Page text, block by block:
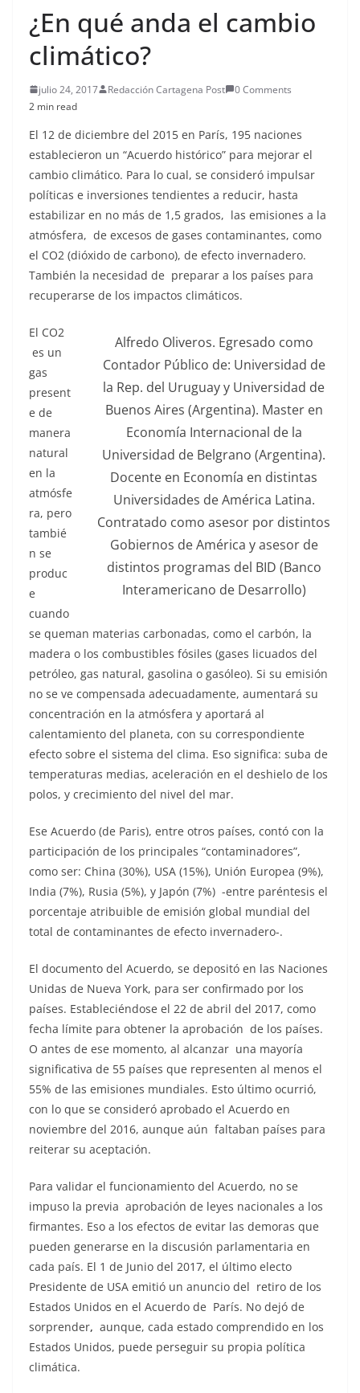
¿En qué anda el cambio
climático?
julio 24, 2017 Redacción Cartagena Post
0 Comments
2 min read
El 12 de diciembre del 2015 en París, 195 naciones
establecieron un “Acuerdo histórico” para mejorar el
cambio climático. Para lo cual, se consideró impulsar
políticas e inversiones tendientes a reducir, hasta
estabilizar en no más de 1,5 grados, las emisiones a la
atmósfera, de excesos de gases contaminantes, como
el CO2 (dióxido de carbono), de efecto invernadero.
También la necesidad de preparar a los países para
recuperarse de los impactos climáticos.
Alfredo Oliveros. Egresado como
Contador Público de: Universidad de
la Rep. del Uruguay y Universidad de
Buenos Aires (Argentina). Master en
Economía Internacional de la
Universidad de Belgrano (Argentina).
Docente en Economía en distintas
Universidades de América Latina.
Contratado como asesor por distintos
Gobiernos de América y asesor de
distintos programas del BID (Banco
Interamericano de Desarrollo)
El CO2
es un
gas
present
e de
manera
natural
en la
atmósfe
ra, pero
tambié
n se
produc
e
cuando
se queman materias carbonadas, como el carbón, la
madera o los combustibles fósiles (gases licuados del
petróleo, gas natural, gasolina o gasóleo). Si su emisión
no se ve compensada adecuadamente, aumentará su
concentración en la atmósfera y aportará al
calentamiento del planeta, con su correspondiente
efecto sobre el sistema del clima. Eso significa: suba de
temperaturas medias, aceleración en el deshielo de los
polos, y crecimiento del nivel del mar.
Ese Acuerdo (de Paris), entre otros países, contó con la
participación de los principales “contaminadores”,
como ser: China (30%), USA (15%), Unión Europea (9%),
India (7%), Rusia (5%), y Japón (7%) -entre paréntesis el
porcentaje atribuible de emisión global mundial del
total de contaminantes de efecto invernadero-.
El documento del Acuerdo, se depositó en las Naciones
Unidas de Nueva York, para ser confirmado por los
países. Estableciéndose el 22 de abril del 2017, como
fecha límite para obtener la aprobación de los países.
O antes de ese momento, al alcanzar una mayoría
significativa de 55 países que representen al menos el
55% de las emisiones mundiales. Esto último ocurrió,
con lo que se consideró aprobado el Acuerdo en
noviembre del 2016, aunque aún faltaban países para
reiterar su aceptación.
Para validar el funcionamiento del Acuerdo, no se
impuso la previa aprobación de leyes nacionales a los
firmantes. Eso a los efectos de evitar las demoras que
pueden generarse en la discusión parlamentaria en
cada país. El 1 de Junio del 2017, el último electo
Presidente de USA emitió un anuncio del retiro de los
Estados Unidos en el Acuerdo de París. No dejó de
sorprender, aunque, cada estado comprendido en los
Estados Unidos, puede perseguir su propia política
climática.